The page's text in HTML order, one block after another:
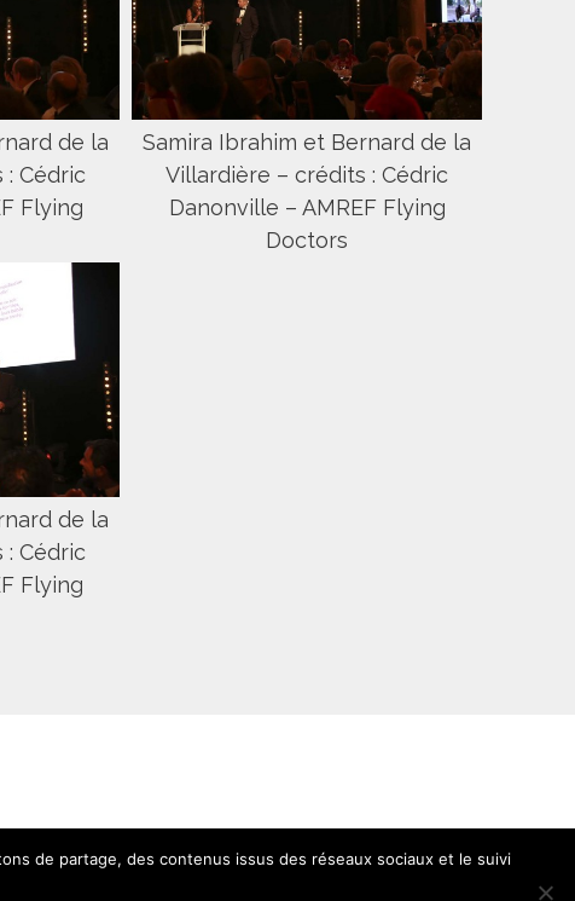
de la
: Cédric
Flying
Samira Ibrahim et Bernard de la
Villardière – crédits : Cédric
Danonville – AMREF Flying
Doctors
de la
: Cédric
Flying
de partage, des contenus issus des réseaux sociaux et le suivi